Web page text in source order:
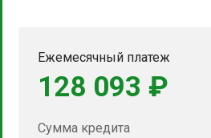
Ежемесячный платеж
128 093 ₽
Сумма кредита